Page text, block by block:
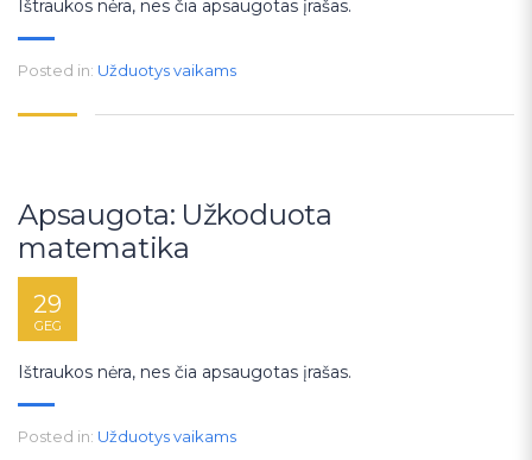
Ištraukos nėra, nes čia apsaugotas įrašas.
Posted in: Užduotys vaikams
Apsaugota: Užkoduota
matematika
29
GEG
Ištraukos nėra, nes čia apsaugotas įrašas.
Posted in: Užduotys vaikams